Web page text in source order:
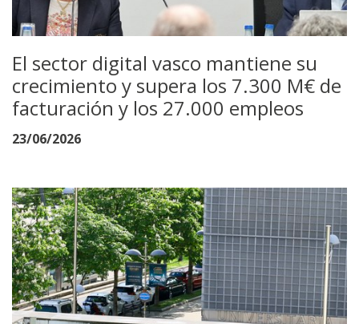
El sector digital vasco mantiene su
crecimiento y supera los 7.300 M€ de
facturación y los 27.000 empleos
23/06/2026